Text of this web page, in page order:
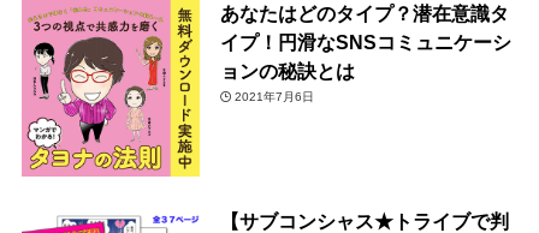
あなたはどのタイプ？潜在意識タ
イプ！円滑なSNSコミュニケーシ
ョンの秘訣とは
2021年7月6日
【サブコンシャス★トライブで判